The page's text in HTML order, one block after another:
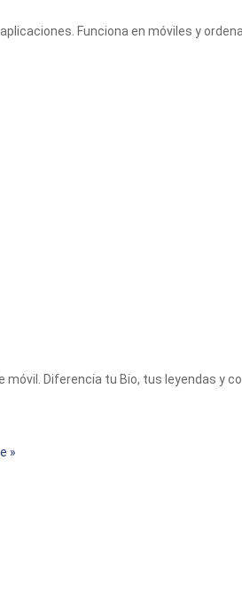
Funciona en móviles y
móvil. Diferencia tu Bio, tus leyendas y
»